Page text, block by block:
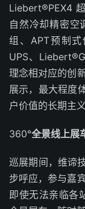
Liebert®PEX4
自然冷却精密空
组、APT预制
UPS、
理念相对应的创
展示，最大程度
户价值的长期主
360°全景线上展
巡展期间，维谛
步呼应，参与嘉
即使无法亲临各